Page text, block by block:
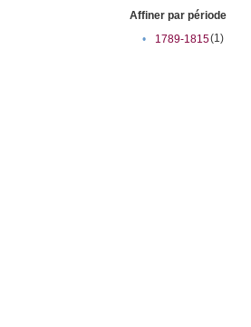
Affiner par période
•
1789-1815(1)